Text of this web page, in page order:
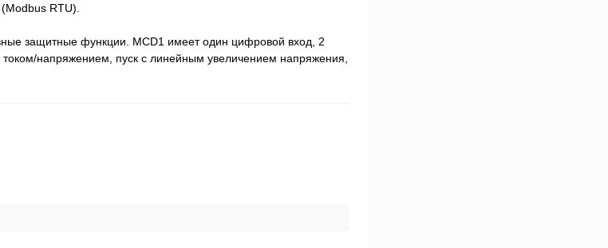
RTU).
защитные функции. MCD1 имеет один цифровой вход, 2
напряжением, пуск с линейным увеличением напряжения,